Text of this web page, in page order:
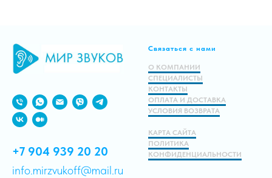
В корзину
+7 904 939 20 20
info.mirzvukoff@mail.ru
Связаться с нами
О КОМПАНИИ
СПЕЦИАЛИСТЫ
КОНТАКТЫ
ОПЛАТА И ДОСТАВКА
УСЛОВИЯ ВОЗВРАТА
КАРТА САЙТА
ПОЛИТИКА
КОНФИДЕНЦИАЛЬНОСТИ